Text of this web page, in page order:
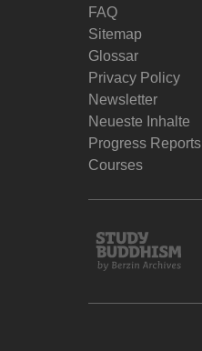
FAQ
Sitemap
Glossar
Privacy Policy
Newsletter
Neueste Inhalte
Progress Reports
Courses
Study
Buddhism